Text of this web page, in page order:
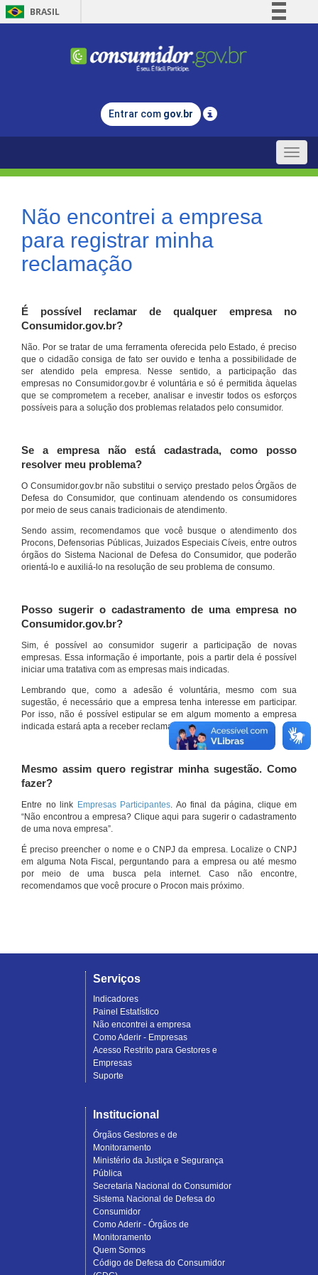
BRASIL
Comunica BR
Legislação
Entrar com gov.br
Toggle
Não encontrei a empresa
para registrar minha
reclamação
É possível reclamar de qualquer empresa no
Consumidor.gov.br?
Não. Por se tratar de uma ferramenta oferecida pelo Estado, é preciso
que o cidadão consiga de fato ser ouvido e tenha a possibilidade de
ser atendido pela empresa. Nesse sentido, a participação das
empresas no Consumidor.gov.br é voluntária e só é permitida àquelas
que se comprometem a receber, analisar e investir todos os esforços
possíveis para a solução dos problemas relatados pelo consumidor.
Se a empresa não está cadastrada, como posso
resolver meu problema?
O Consumidor.gov.br não substitui o serviço prestado pelos Órgãos de
Defesa do Consumidor, que continuam atendendo os consumidores
por meio de seus canais tradicionais de atendimento.
Sendo assim, recomendamos que você busque o atendimento dos
Procons, Defensorias Públicas, Juizados Especiais Cíveis, entre outros
órgãos do Sistema Nacional de Defesa do Consumidor, que poderão
orientá-lo e auxiliá-lo na resolução de seu problema de consumo.
Posso sugerir o cadastramento de uma empresa no
Consumidor.gov.br?
Sim, é possível ao consumidor sugerir a participação de novas
empresas. Essa informação é importante, pois a partir dela é possível
iniciar uma tratativa com as empresas mais indicadas.
Lembrando que, como a adesão é voluntária, mesmo com sua
sugestão, é necessário que a empresa tenha interesse em participar.
Por isso, não é possível estipular se em algum momento a empresa
indicada estará apta a receber reclamações por meio do site.
Mesmo assim quero registrar minha sugestão. Como
fazer?
Entre no link Empresas Participantes. Ao final da página, clique em
“Não encontrou a empresa? Clique aqui para sugerir o cadastramento
de uma nova empresa”.
É preciso preencher o nome e o CNPJ da empresa. Localize o CNPJ
em alguma Nota Fiscal, perguntando para a empresa ou até mesmo
por meio de uma busca pela internet. Caso não encontre,
recomendamos que você procure o Procon mais próximo.
Serviços
Indicadores
Painel Estatístico
Não encontrei a empresa
Como Aderir - Empresas
Acesso Restrito para Gestores e
Empresas
Suporte
Institucional
Órgãos Gestores e de
Monitoramento
Ministério da Justiça e Segurança
Pública
Secretaria Nacional do Consumidor
Sistema Nacional de Defesa do
Consumidor
Como Aderir - Órgãos de
Monitoramento
Quem Somos
Código de Defesa do Consumidor